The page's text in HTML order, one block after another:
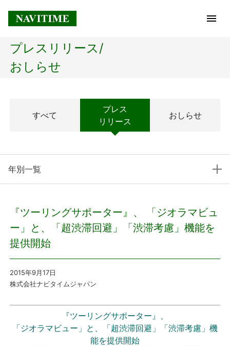
トップページ
経営理念
プレスリリース
おしらせ
サービス
個人向けサービス
プレスリリース/
おしらせ
すべて
プレス
リリース
おしらせ
年別一覧
『ツーリングサポーター』、 「ジオラマビュ
ー」と、「超渋滞回避」「渋滞考慮」機能を
提供開始
2015年9月17日
株式会社ナビタイムジャパン
『ツーリングサポーター』、
「ジオラマビュー」と、「超渋滞回避」「渋滞考慮」機
能を提供開始